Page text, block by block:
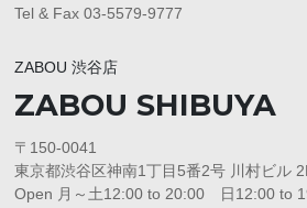
Tel & Fax 03-5579-9777
ZABOU 渋谷店
ZABOU SHIBUYA
〒150-0041
東京都渋谷区神南1丁目5番2号 川村ビル
Open 月～土12:00 to 20:00 日12:00 to